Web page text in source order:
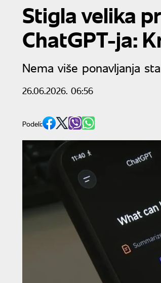
Stigla velika
ChatGPT-ja:
Nema više ponavljanja
26.06.2026. 06:56
Podeli: